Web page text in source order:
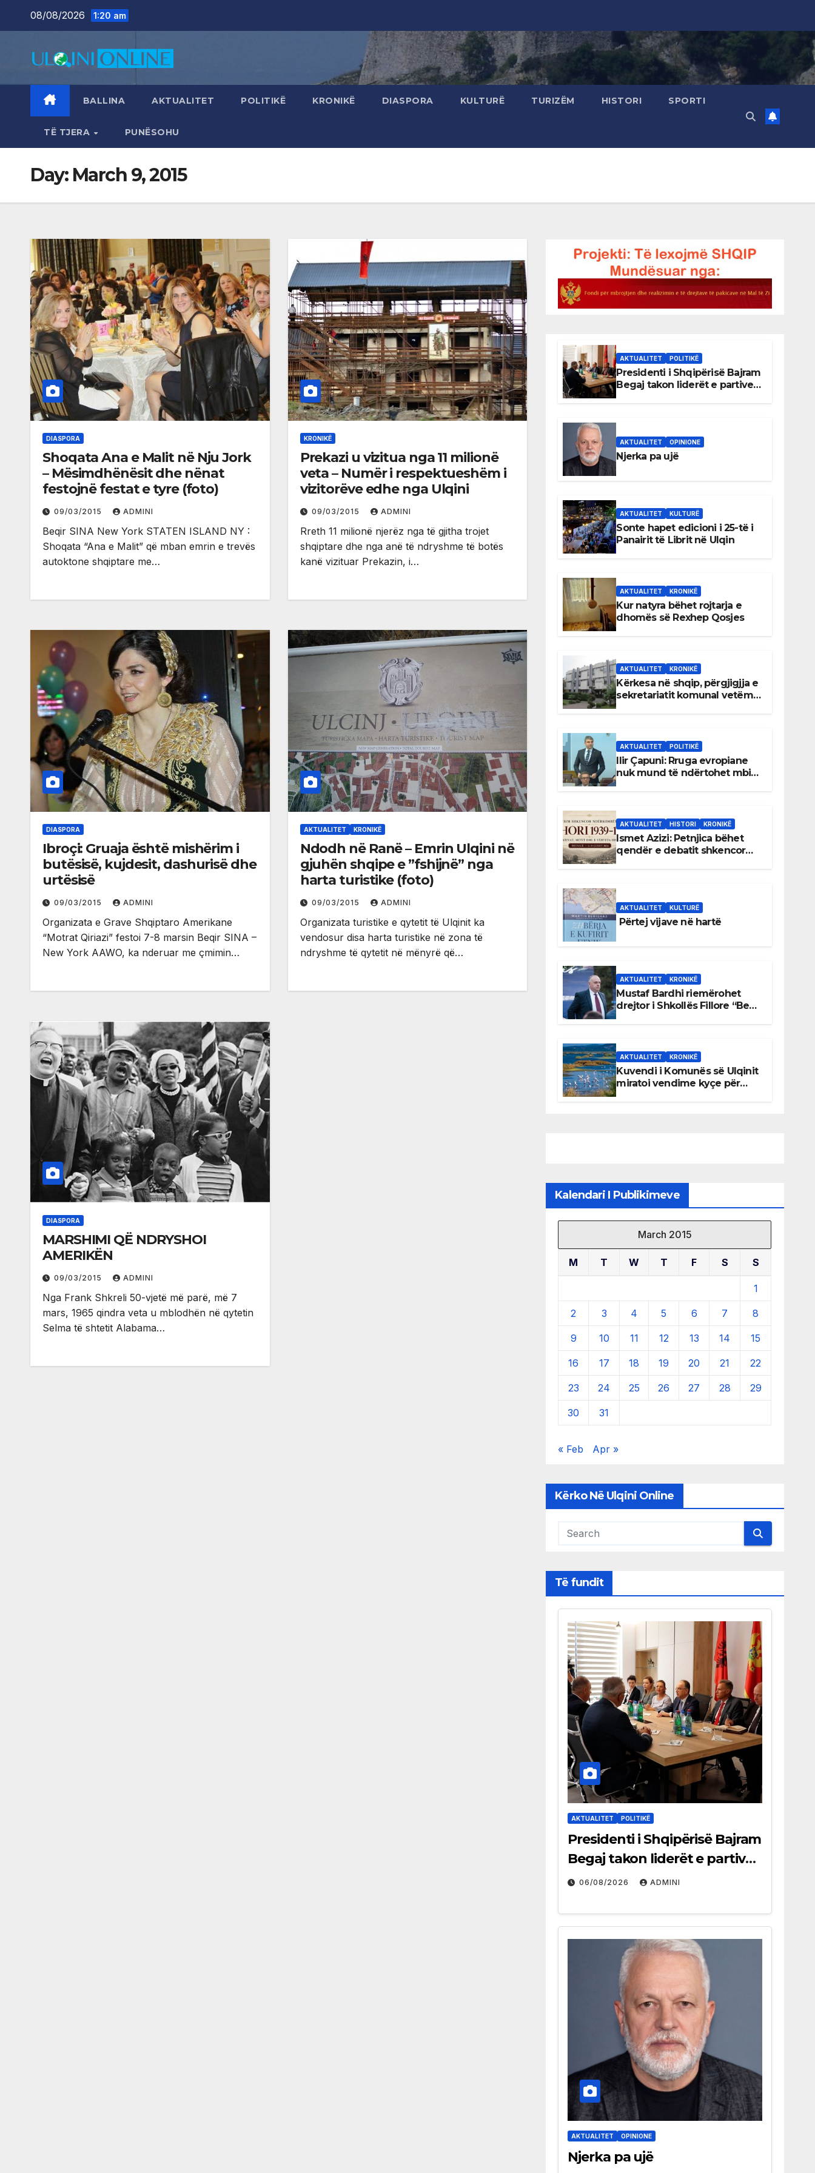
08/08/2026 1:20 am
BALLINA AKTUALITET POLITIKË KRONIKË DIASPORA KULTURË TURIZËM HISTORI SPORTI
TË TJERA PUNËSOHU
Day: March 9, 2015
DIASPORA
Shoqata Ana e Malit në Nju Jork
– Mësimdhënësit dhe nënat
festojnë festat e tyre (foto)
09/03/2015 ADMINI
Beqir SINA New York STATEN ISLAND NY :
Shoqata “Ana e Malit” që mban emrin e trevës
autoktone shqiptare me…
KRONIKË
Prekazi u vizitua nga 11 milionë
veta – Numër i respektueshëm i
vizitorëve edhe nga Ulqini
09/03/2015 ADMINI
Rreth 11 milionë njerëz nga të gjitha trojet
shqiptare dhe nga anë të ndryshme të botës
kanë vizituar Prekazin, i…
DIASPORA
Ibroçi: Gruaja është mishërim i
butësisë, kujdesit, dashurisë dhe
urtësisë
09/03/2015 ADMINI
Organizata e Grave Shqiptaro Amerikane
“Motrat Qiriazi” festoi 7-8 marsin Beqir SINA –
New York AAWO, ka nderuar me çmimin…
AKTUALITET KRONIKË
Ndodh në Ranë – Emrin Ulqini në
gjuhën shqipe e ”fshijnë” nga
harta turistike (foto)
09/03/2015 ADMINI
Organizata turistike e qytetit të Ulqinit ka
vendosur disa harta turistike në zona të
ndryshme të qytetit në mënyrë që…
DIASPORA
MARSHIMI QË NDRYSHOI
AMERIKËN
09/03/2015 ADMINI
Nga Frank Shkreli 50-vjetë më parë, më 7
mars, 1965 qindra veta u mblodhën në qytetin
Selma të shtetit Alabama…
AKTUALITET POLITIKË
Presidenti i Shqipërisë Bajram
Begaj takon liderët e partive
AKTUALITET OPINIONE
Njerka pa ujë
AKTUALITET KULTURË
Sonte hapet edicioni i 25-të i
Panairit të Librit në Ulqin
AKTUALITET KRONIKË
Kur natyra bëhet rojtarja e
dhomës së Rexhep Qosjes
AKTUALITET KRONIKË
Kërkesa në shqip, përgjigjja e
sekretariatit komunal vetëm
AKTUALITET POLITIKË
Ilir Çapuni: Rruga evropiane
nuk mund të ndërtohet mbi
AKTUALITET HISTORI KRONIKË
Ismet Azizi: Petnjica bëhet
qendër e debatit shkencor
AKTUALITET KULTURË
Përtej vijave në hartë
AKTUALITET KRONIKË
Mustaf Bardhi riemërohet
drejtor i Shkollës Fillore “Bedri
AKTUALITET KRONIKË
Kuvendi i Komunës së Ulqinit
miratoi vendime kyçe për
Kalendari I Publikimeve
March 2015
M T W T F S S
1
2 3 4 5 6 7 8
9 10 11 12 13 14 15
16 17 18 19 20 21 22
23 24 25 26 27 28 29
30 31
« Feb Apr »
Kërko Në Ulqini Online
Të fundit
AKTUALITET POLITIKË
Presidenti i Shqipërisë Bajram
Begaj takon liderët e partive
shqiptare në Ulqin
06/08/2026 ADMINI
AKTUALITET OPINIONE
Njerka pa ujë